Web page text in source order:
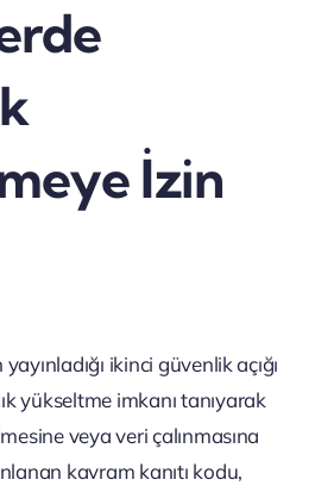
İzin
ikinci güvenlik açığı
yükseltme imkanı tanıyarak
veya veri çalınmasına
kavram kanıtı kodu,